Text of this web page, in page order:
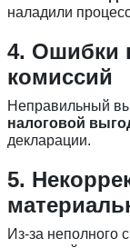
наладили
4. Ошибки
комиссий
Неправильный
налоговой
декларации.
5.
Из-за неполного